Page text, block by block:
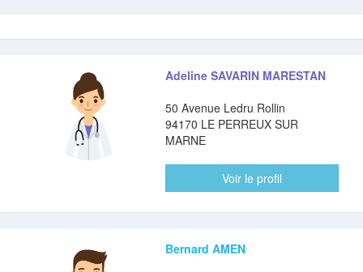
Adeline SAVARIN MARESTAN
50 Avenue Ledru Rollin
94170 LE PERREUX SUR
MARNE
Voir le profil
Bernard AMEN